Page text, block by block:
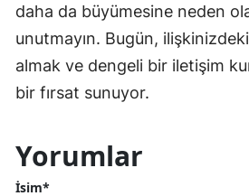
daha da büyümesine neden
unutmayın. Bugün,
almak ve dengeli bir iletişim
bir fırsat sunuyor.
Yorumlar
İsim*